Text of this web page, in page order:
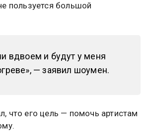
пользуется большой
вдвоем и будут у меня
— заявил шоумен.
что его цель — помочь артистам